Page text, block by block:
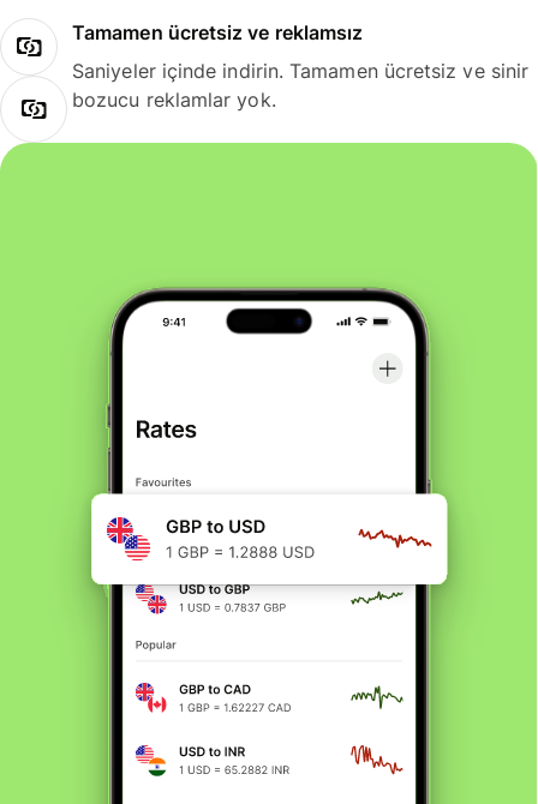
Tamamen ücretsiz ve reklamsız
Saniyeler içinde indirin. Tamamen ücretsiz ve sinir
bozucu reklamlar yok.